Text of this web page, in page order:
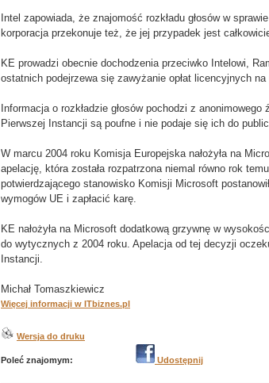
Intel zapowiada, że znajomość rozkładu głosów w
korporacja przekonuje też, że jej przypadek jest
KE prowadzi obecnie dochodzenia przeciwko Intelowi,
ostatnich podejrzewa się zawyżanie opłat licencyjnych
Informacja o rozkładzie głosów pochodzi z
Pierwszej Instancji są poufne i nie podaje się ich do
W marcu 2004 roku Komisja Europejska nałożyła na
apelację, która została rozpatrzona niemal równo rok
potwierdzającego stanowisko Komisji Microsoft
wymogów UE i zapłacić karę.
KE nałożyła na Microsoft dodatkową grzywnę w
do wytycznych z 2004 roku. Apelacja od tej decyzji
Instancji.
Michał Tomaszkiewicz
Więcej informacji w ITbiznes.pl
Wersja do druku
Poleć znajomym: Udostępnij